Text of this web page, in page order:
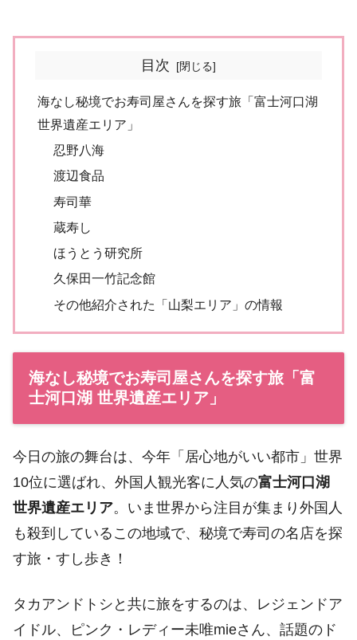
目次
海なし秘境でお寿司屋さんを探す旅「富士河口湖
世界遺産エリア」
忍野八海
渡辺食品
寿司華
蔵寿し
ほうとう研究所
久保田一竹記念館
その他紹介された「山梨エリア」の情報
海なし秘境でお寿司屋さんを探す旅「富
士河口湖 世界遺産エリア」
今日の旅の舞台は、今年「居心地がいい都市」世界
10位に選ばれ、外国人観光客に人気の富士河口湖
世界遺産エリア。いま世界から注目が集まり外国人
も殺到しているこの地域で、秘境で寿司の名店を探
す旅・すし歩き！
タカアンドトシと共に旅をするのは、レジェンドア
イドル、ピンク・レディー未唯mieさん、話題のド